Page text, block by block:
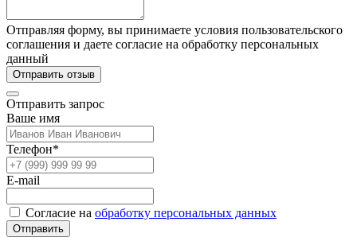
Отправляя форму, вы принимаете условия пользовательского
соглашения и даете согласие на обработку персональных
данный
Отправить отзыв
Отправить запрос
Ваше имя
Телефон*
E-mail
Согласие на обработку персональных данных
Отправить